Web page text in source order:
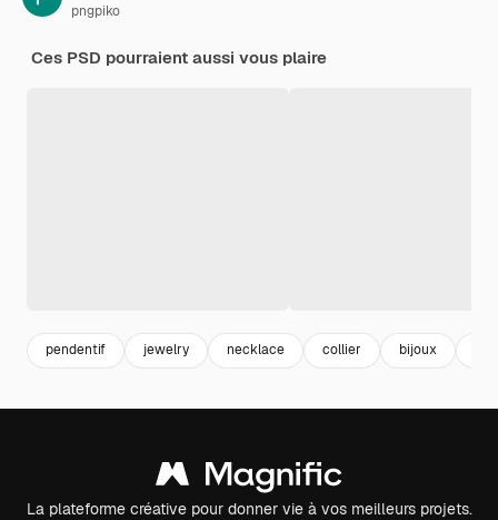
pngpiko
Ces PSD pourraient aussi vous plaire
pendentif jewelry necklace collier bijoux
La plateforme créative pour donner vie à vos meilleurs projets.